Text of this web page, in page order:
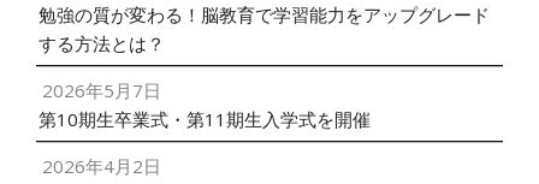
勉強の質が変わる！脳教育で学習能力をアップグレード
する方法とは？
2026年5月7日
第10期生卒業式・第11期生入学式を開催
2026年4月2日